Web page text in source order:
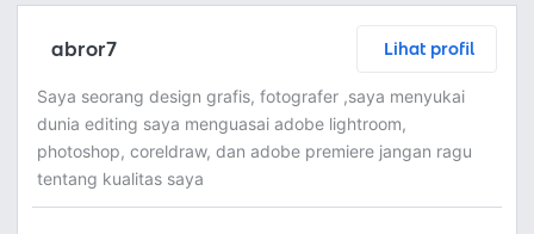
abror7 Lihat profil
Saya seorang design grafis, fotografer ,saya menyukai
dunia editing saya menguasai adobe lightroom,
photoshop, coreldraw, dan adobe premiere jangan ragu
tentang kualitas saya